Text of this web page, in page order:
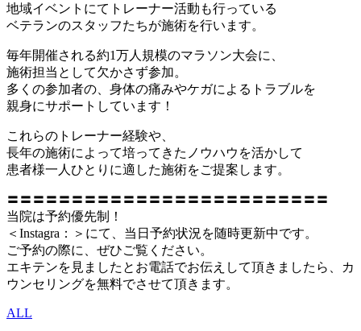
地域イベントにてトレーナー活動も行っている
ベテランのスタッフたちが施術を行います。
毎年開催される約1万人規模のマラソン大会に、
施術担当として欠かさず参加。
多くの参加者の、身体の痛みやケガによるトラブルを
親身にサポートしています！
これらのトレーナー経験や、
長年の施術によって培ってきたノウハウを活かして
患者様一人ひとりに適した施術をご提案します。
〓〓〓〓〓〓〓〓〓〓〓〓〓〓〓〓〓〓〓〓〓〓〓〓〓
当院は予約優先制！
＜Instagra：＞にて、当日予約状況を随時更新中です。
ご予約の際に、ぜひご覧ください。
エキテンを見ましたとお電話でお伝えして頂きましたら、カ
ウンセリングを無料でさせて頂きます。
ALL